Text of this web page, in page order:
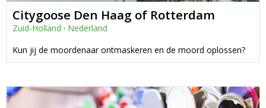
Citygoose Den Haag of Rotterdam
Zuid-Holland · Nederland
Kun jij de moordenaar ontmaskeren en de moord oplossen?